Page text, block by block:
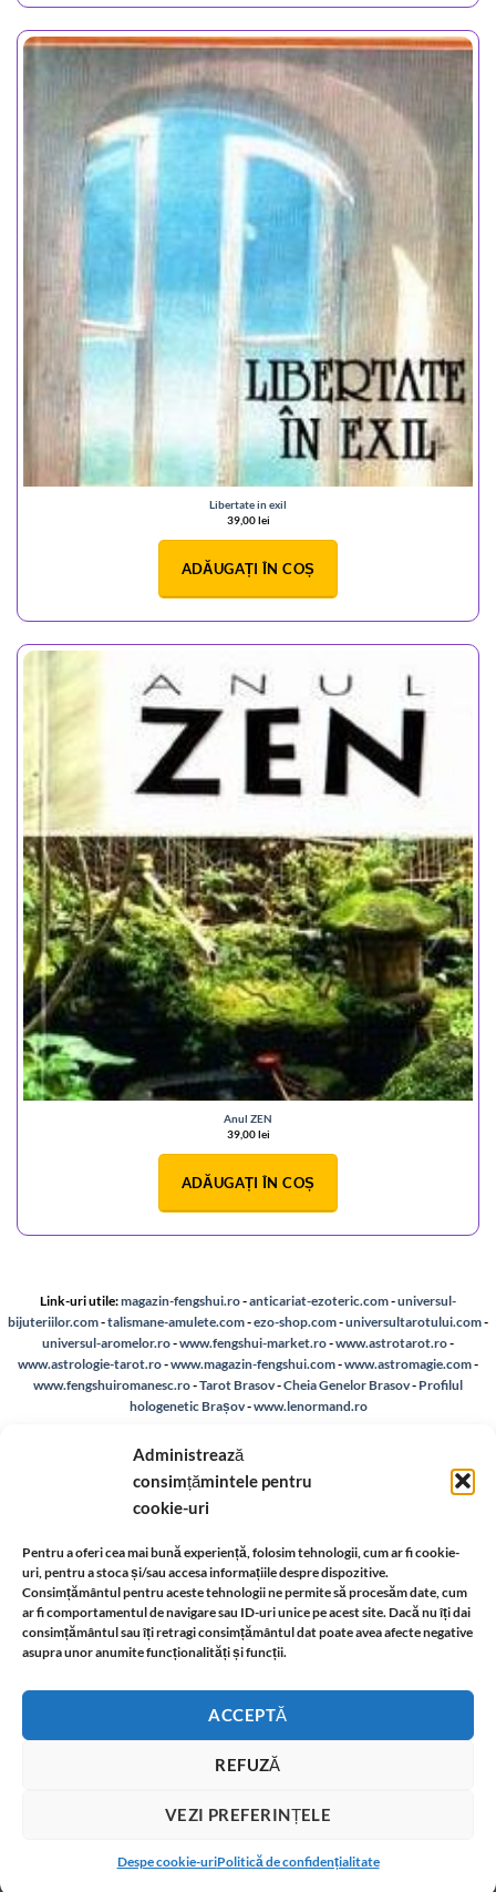
Administrează
consimțămintele pentru
cookie-uri
Pentru a oferi cea mai bună experiență, folosim tehnologii, cum ar fi cookie-
uri, pentru a stoca și/sau accesa informațiile despre dispozitive.
Consimțământul pentru aceste tehnologii ne permite să procesăm date, cum
ar fi comportamentul de navigare sau ID-uri unice pe acest site. Dacă nu îți dai
consimțământul sau îți retragi consimțământul dat poate avea afecte negative
asupra unor anumite funcționalități și funcții.
ACCEPTĂ
REFUZĂ
VEZI PREFERINȚELE
Despe cookie-uriPolitică de confidențialitate
Libertate in exil
39,00lei
ADĂUGAȚI ÎN COȘ
Anul ZEN
39,00lei
ADĂUGAȚI ÎN COȘ
Link-uri utile:magazin-fengshui.ro-anticariat-ezoteric.com-universul-
bijuteriilor.com-talismane-amulete.com-ezo-shop.com-universultarotului.com-
universul-aromelor.ro-www.fengshui-market.ro-www.astrotarot.ro-
www.astrologie-tarot.ro-www.magazin-fengshui.com-www.astromagie.com-
www.fengshuiromanesc.ro-Tarot Brasov-Cheia Genelor Brasov- Profilul
hologenetic Brașov-www.lenormand.ro
- Bio - reteaua astromagie
confidentialitate-Despre cookie-uri
Identificare firma Retragere din contract
Informatii legale:
Anticariatul virtual in care gasiti carti din domeniul ezoteric, spiritual, dezoltare
Copyright 2026 ©www.anticariat-ezoteric.com